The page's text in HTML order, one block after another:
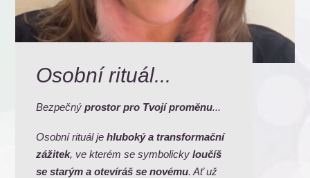
Osobní rituál...
Bezpečný prostor pro Tvojí proměnu...
Osobní rituál je hluboký a transformační
zážitek, ve kterém se symbolickyloučíš
se starým a otevíráš se novému. Ať už